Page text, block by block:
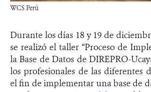
WCS Perú
Durante los días 18 y 19 de
se realizó el taller “Proceso de
la Base de Datos de DIREPRO-
los profesionales de las diferentes
el fin de implementar una base de